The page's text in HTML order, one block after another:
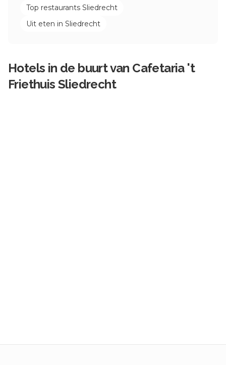
Top restaurants Sliedrecht
Uit eten in Sliedrecht
Hotels in de buurt van Cafetaria 't
Friethuis Sliedrecht